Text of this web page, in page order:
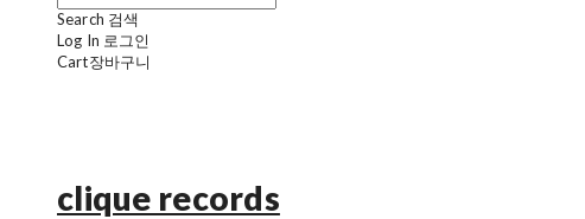
Search 검색
Log In 로그인
Cart장바구니
clique records